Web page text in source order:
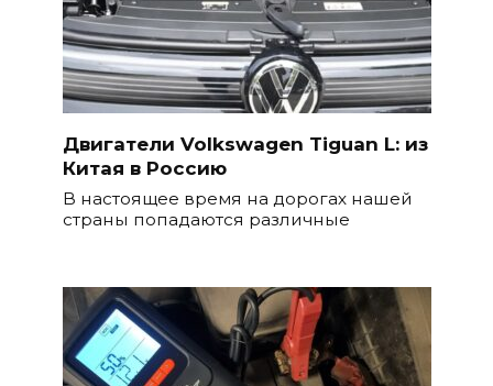
Двигатели Volkswagen Tiguan L: из
Китая в Россию
В настоящее время на дорогах нашей
страны попадаются различные